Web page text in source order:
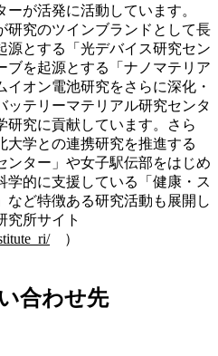
が活発に活動しています。
研究のツインブランドとして長
源とする「光デバイス研究セン
ブを起源とする「ナノマテリア
オン電池研究をさらに深化・
ッテリーマテリアル研究センタ
研究に貢献しています。さら
大学との連携研究を推進する
ンター」や女子駅伝部をはじめ
学的に支援している「健康・ス
など特徴ある研究活動も展開し
究所サイト
）
合わせ先